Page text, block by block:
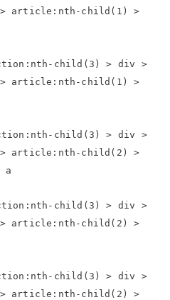
article:nth-child(1) >
child(3) > div >
article:nth-child(1) >
child(3) > div >
article:nth-child(2) >
a
child(3) > div >
article:nth-child(2) >
child(3) > div >
article:nth-child(2) >